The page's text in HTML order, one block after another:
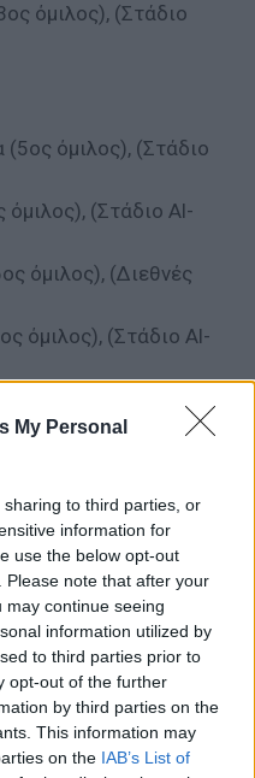
My Personal
to third parties, or
information for
use the below opt-out
note that after your
continue seeing
information utilized by
to third parties prior to
opt-out of the further
by third parties on the
This information may
on the IAB’s List of
όμιλος), (Στάδιο
όμιλος), (Στάδιο
(Στάδιο Al-
όμιλος), (Διεθνές
όμιλος), (Στάδιο Al-
όμιλος), (Στάδιο
όμιλος), (974
(8ος όμιλος),